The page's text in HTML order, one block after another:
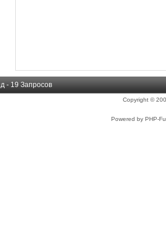
- 19 Запросов
Copyright ©
Powered by PHP-